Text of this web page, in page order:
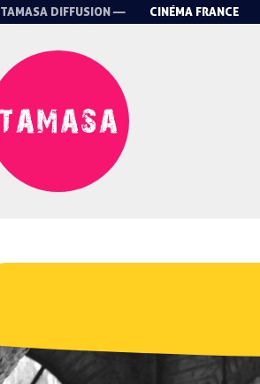
TAMASA DIFFUSION — CINÉMA FRANCE